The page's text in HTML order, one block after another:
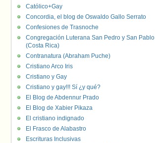
Católico+Gay
Concordia, el blog de Oswaldo Gallo Serrato
Confesiones de Trasnoche
Congregación Luterana San Pedro y San Pablo
(Costa Rica)
Contranatura (Abraham Puche)
Cristiano Arco Iris
Cristiano y Gay
Cristiano y gay!!! Sí ¿y qué?
El Blog de Abdennur Prado
El Blog de Xabier Pikaza
El cristiano indignado
El Frasco de Alabastro
Escrituras Inclusivas